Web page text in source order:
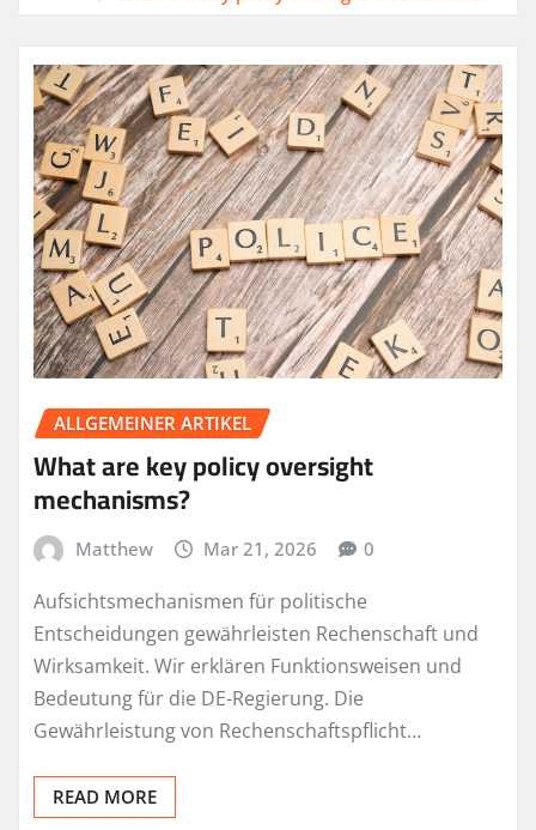
ALLGEMEINER ARTIKEL
What are key policy oversight
mechanisms?
Matthew Mar 21, 2026 0
Aufsichtsmechanismen für politische
Entscheidungen gewährleisten Rechenschaft und
Wirksamkeit. Wir erklären Funktionsweisen und
Bedeutung für die DE-Regierung. Die
Gewährleistung von Rechenschaftspflicht…
READ MORE